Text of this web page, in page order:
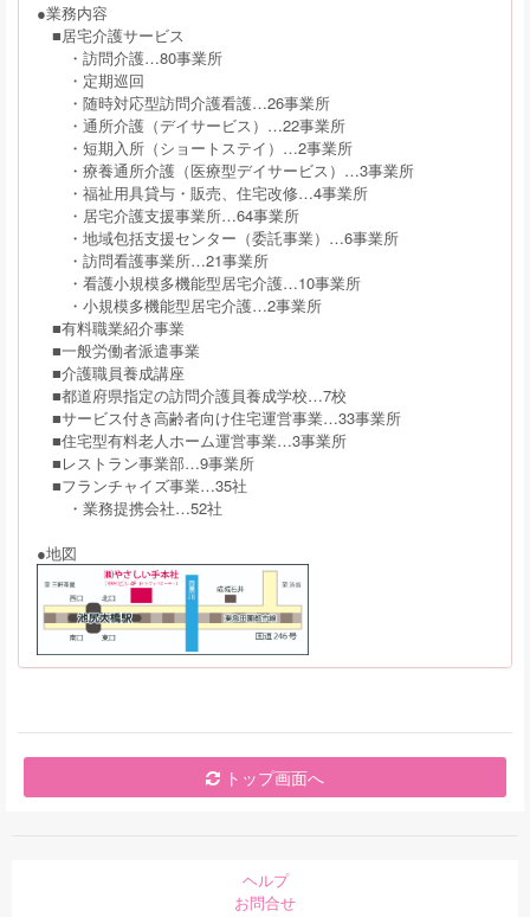
●業務内容
■居宅介護サービス
・訪問介護…80事業所
・定期巡回
・随時対応型訪問介護看護…26事業所
・通所介護（デイサービス）…22事業所
・短期入所（ショートステイ）…2事業所
・療養通所介護（医療型デイサービス）…3事業所
・福祉用具貸与・販売、住宅改修…4事業所
・居宅介護支援事業所…64事業所
・地域包括支援センター（委託事業）…6事業所
・訪問看護事業所…21事業所
・看護小規模多機能型居宅介護…10事業所
・小規模多機能型居宅介護…2事業所
■有料職業紹介事業
■一般労働者派遣事業
■介護職員養成講座
■都道府県指定の訪問介護員養成学校…7校
■サービス付き高齢者向け住宅運営事業…33事業所
■住宅型有料老人ホーム運営事業…3事業所
■レストラン事業部…9事業所
■フランチャイズ事業…35社
・業務提携会社…52社
●地図
トップ画面へ
ヘルプ
お問合せ